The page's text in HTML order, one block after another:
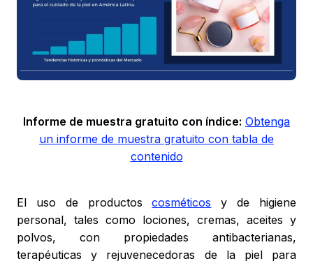
Informe de muestra gratuito con índice: Obtenga
un informe de muestra gratuito con tabla de
contenido
El uso de productoscosméticos y de higiene
personal, tales como lociones, cremas, aceites y
polvos, con propiedades antibacterianas,
terapéuticas y rejuvenecedoras de la piel para